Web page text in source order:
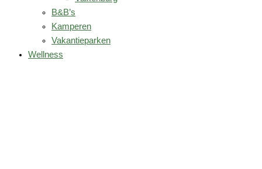
B&B’s
Kamperen
Vakantieparken
Wellness